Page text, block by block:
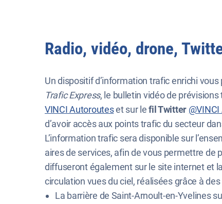
Radio, vidéo, drone,
Un dispositif d’information trafic enrichi
Trafic Express, le bulletin vidéo de
VINCI Autorouteset sur lefil Twitter
d’avoir accès aux points trafic du secteur
L’information trafic sera disponible sur
aires de services, afin de vous permettre de
diffuseront également sur le site internet et
circulation vues du ciel, réalisées grâce à des
La barrière de Saint-Arnoult-en-Yvelines